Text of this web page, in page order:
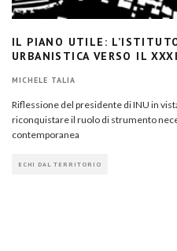
IL PIANO UTILE:
URBANISTICA VERSO IL
MICHELE TALIA
Riflessione del presidente di INU in
riconquistare il ruolo di strumento
contemporanea
ECHI DAL TERRITORIO